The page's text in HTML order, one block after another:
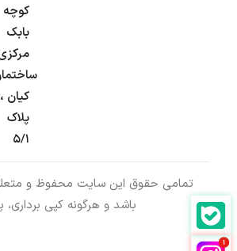
کوچه
بابک
کیان ،
پلاک
۵/۱
تمامی حقوق این سایت محفوظ و
باشد و هرگونه کپی برداری،